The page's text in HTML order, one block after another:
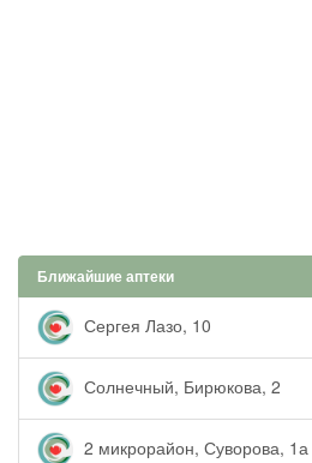
Ближайшие аптеки
Сергея Лазо, 10
Солнечный, Бирюкова, 2
2 микрорайон, Суворова, 1а